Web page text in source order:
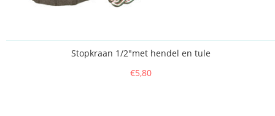
Stopkraan 1/2"met hendel en tule
€5,80